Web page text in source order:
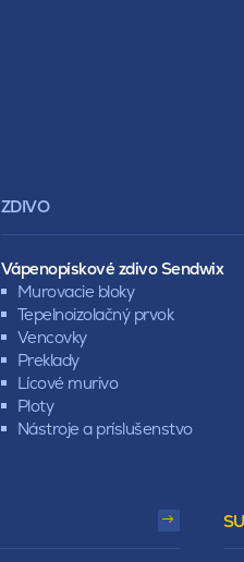
ZDIVO
Vápenopískové zdivo Sendwix
Murovacie bloky
Tepelnoizolačný prvok
Vencovky
Preklady
Lícové murivo
Ploty
Nástroje a príslušenstvo